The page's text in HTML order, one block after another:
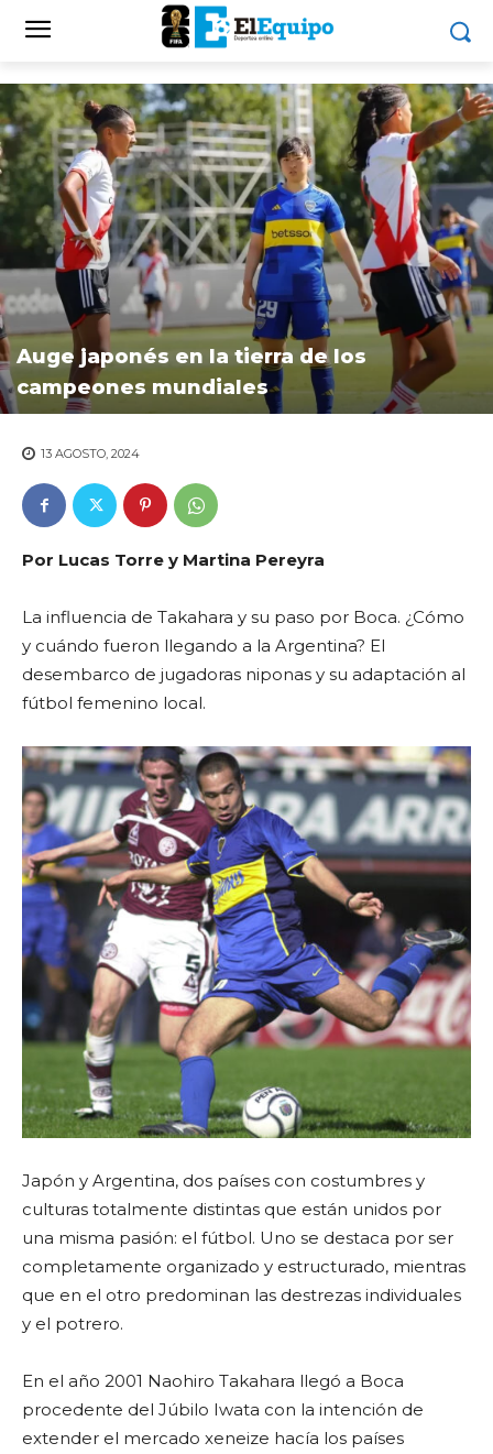
Auge japonés en la tierra de los
campeones mundiales
13 AGOSTO, 2024
Por Lucas Torre y Martina Pereyra
La influencia de Takahara y su paso por Boca. ¿Cómo
y cuándo fueron llegando a la Argentina? El
desembarco de jugadoras niponas y su adaptación al
fútbol femenino local.
Japón y Argentina, dos países con costumbres y
culturas totalmente distintas que están unidos por
una misma pasión: el fútbol. Uno se destaca por ser
completamente organizado y estructurado, mientras
que en el otro predominan las destrezas individuales
y el potrero.
En el año 2001 Naohiro Takahara llegó a Boca
procedente del Júbilo Iwata con la intención de
extender el mercado xeneize hacía los países